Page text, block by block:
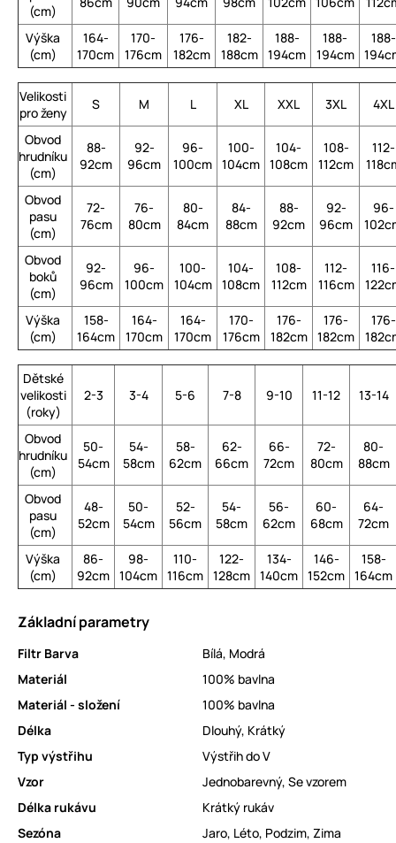
(cm)
Výška
(cm)
164-
170cm
170-
176cm
176-
182cm
182-
188cm
188-
194cm
188-
194cm
188-
Velikosti
pro ženy
S M L XL XXL 3XL 4XL
Obvod
hrudníku
(cm)
88-
92cm
92-
96cm
96-
100cm
100-
104cm
104-
108cm
108-
112cm
112-
Obvod
pasu
(cm)
72-
76cm
76-
80cm
80-
84cm
84-
88cm
88-
92cm
92-
96cm
96-
Obvod
boků
(cm)
92-
96cm
96-
100cm
100-
104cm
104-
108cm
108-
112cm
112-
116cm
116-
Výška
(cm)
158-
164cm
164-
170cm
164-
170cm
170-
176cm
176-
182cm
176-
182cm
176-
Dětské
velikosti
(roky)
2-3 3-4 5-6 7-8 9-10 11-12 13-14
Obvod
hrudníku
(cm)
50-
54cm
54-
58cm
58-
62cm
62-
66cm
66-
72cm
72-
80cm
80-
88cm
Obvod
pasu
(cm)
48-
52cm
50-
54cm
52-
56cm
54-
58cm
56-
62cm
60-
68cm
64-
72cm
Výška
(cm)
86-
92cm
98-
104cm
110-
116cm
122-
128cm
134-
140cm
146-
152cm
158-
164cm
Základní parametry
Filtr Barva Bílá, Modrá
Materiál
100% bavlna
Materiál - složení
100% bavlna
Délka
Dlouhý, Krátký
Typ výstřihu
Výstřih do V
Vzor
Jednobarevný, Se vzorem
Délka rukávu
Krátký rukáv
Sezóna
Jaro, Léto, Podzim, Zima